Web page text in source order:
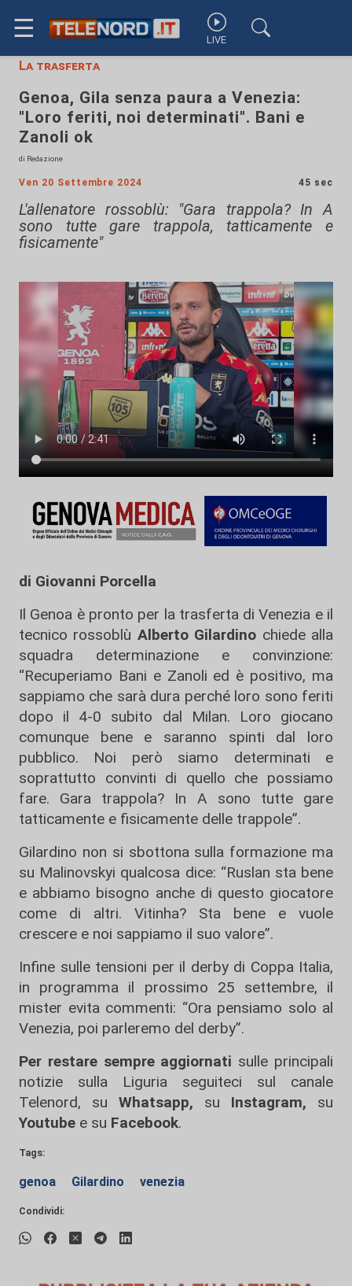
☰ LIVE
La trasferta
Genoa, Gila senza paura a Venezia:
"Loro feriti, noi determinati". Bani e
Zanoli ok
di Redazione
Ven 20 Settembre 2024 45 sec
L'allenatore rossoblù: "Gara trappola? In A
sono tutte gare trappola, tatticamente e
fisicamente"
di Giovanni Porcella
Il Genoa è pronto per la trasferta di Venezia e il
tecnico rossoblù Alberto Gilardino chiede alla
squadra determinazione e convinzione:
“Recuperiamo Bani e Zanoli ed è positivo, ma
sappiamo che sarà dura perché loro sono feriti
dopo il 4-0 subito dal Milan. Loro giocano
comunque bene e saranno spinti dal loro
pubblico. Noi però siamo determinati e
soprattutto convinti di quello che possiamo
fare. Gara trappola? In A sono tutte gare
tatticamente e fisicamente delle trappole”.
Gilardino non si sbottona sulla formazione ma
su Malinovskyi qualcosa dice: “Ruslan sta bene
e abbiamo bisogno anche di questo giocatore
come di altri. Vitinha? Sta bene e vuole
crescere e noi sappiamo il suo valore”.
Infine sulle tensioni per il derby di Coppa Italia,
in programma il prossimo 25 settembre, il
mister evita commenti: “Ora pensiamo solo al
Venezia, poi parleremo del derby”.
Per restare sempre aggiornati sulle principali
notizie sulla Liguria seguiteci sul canale
Telenord, su
Whatsapp, su Instagram, su
Youtube e su Facebook.
Tags:
genoa Gilardino venezia
Condividi: